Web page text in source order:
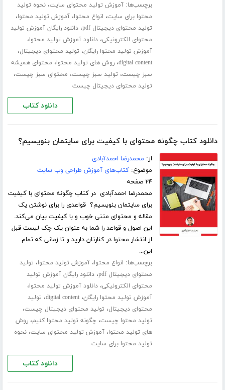
برچسب‌ها:آموزش تولید محتوای سایت،نحوه تولید
محتوا برای سایت، انواع محتوا،آموزش تولید محتوا،
تولید محتوای دیجیتال pdf ،دانلود رایگان آموزش تولید
محتوای الکترونیکی،دانلود آموزش تولید محتوا،
آموزش تولید محتوا رایگان، تولید محتوای دیجیتال،
digital content،روش های تولید محتوا، محتوای همیشه
سبز چیست، تولید سبز چیست، محتوای سبز چیست،
تولید محتوای دیجیتال چیست
دانلود کتاب
دانلود کتاب چگونه محتوای با کیفیت برای سایتمان بنویسیم؟
از: محمدرضا احمدآبادی
موضوع:کتاب‌های آموزش طراحی وب سایت
۲۴ صفحه
محمدرضا احمدآبادی در کتاب چگونه محتوای با کیفیت
برای سایتمان بنویسیم؟ قواعدی را برای نوشتن یک
مقاله و محتوای متنی خوب و با کیفیت بیان می‌کند.
این اصول و قواعد را شما به عنوان یک چک لیست قبل
از انتشار محتوا در کنارتان دارید و تا زمانی که تمام
این...
برچسب‌ها: انواع محتوا،آموزش تولید محتوا، تولید
محتوای دیجیتال pdf
،دانلود رایگان آموزش تولید
محتوای الکترونیکی،دانلود آموزش تولید محتوا،
آموزش تولید محتوا رایگان،digital content، تولید
محتوای دیجیتال، تولید محتوای دیجیتال چیست،
تولید محتوا چیست، چگونه تولید محتوا کنیم،روش
های تولید محتوا،آموزش تولید محتوای سایت،نحوه
تولید محتوا برای سایت
دانلود کتاب